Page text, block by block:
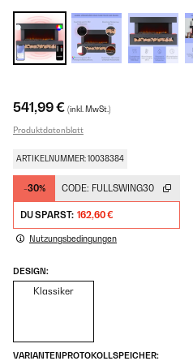
541,99 € (inkl. MwSt.)
Produktdatenblatt
ARTIKELNUMMER: 10038384
-30% CODE: FULLSWING30
DU SPARST: 162,60 €
Nutzungsbedingungen
DESIGN:
Klassiker
VARIANTENPROTOKOLLSPEICHER: